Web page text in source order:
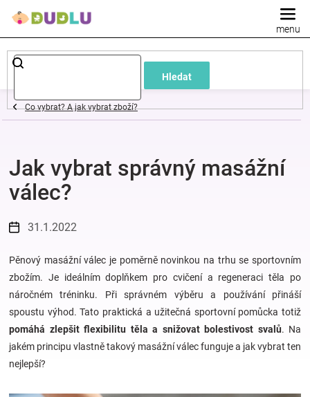
Hledat
Dětské
a
oblečení
Pokojíček
a
kojenecká
výbava
Hračky
Co vybrat? A jak vybrat zboží?
Jak vybrat správný masážní
válec?
31.1.2022
Pěnový masážní válec je poměrně novinkou na trhu se sportovním
zbožím. Je ideálním doplňkem pro cvičení a regeneraci těla po
náročném tréninku. Při správném výběru a používání přináší
spoustu výhod. Tato praktická a užitečná sportovní pomůcka totiž
pomáhá zlepšit flexibilitu těla a snižovat bolestivost svalů. Na
jakém principu vlastně takový masážní válec funguje a jak vybrat ten
nejlepší?